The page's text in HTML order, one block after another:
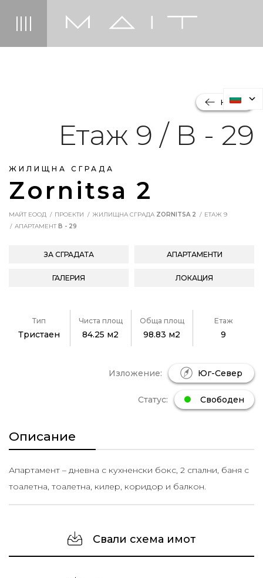
ЖИЛИЩНА СГРАДА
Zornitsa 2
НАЗАД
Етаж 9 / В - 29
МАЙТ ЕООД ПРОЕКТИ ЖИЛИЩНА СГРАДА ZORNITSA 2
ЕТАЖ 9
АПАРТАМЕНТВ - 29
ЗА СГРАДАТА АПАРТАМЕНТИ
ГАЛЕРИЯ ЛОКАЦИЯ
Тип
Тристаен
Чиста площ
84.25 м2
Обща площ
98.83 м2
Етаж
9
Изложение: Юг-Север
Статус: Свободен
Описание
Апартамент – дневна с кухненски бокс, 2 спални, баня с
тоалетна, тоалетна, килер, коридор и балкон.
Свали схема имот